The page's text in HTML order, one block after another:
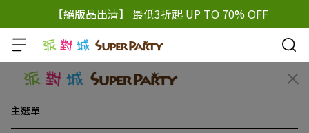
【絕版品出清】 最低3折起 UP TO 70% OFF
主選單